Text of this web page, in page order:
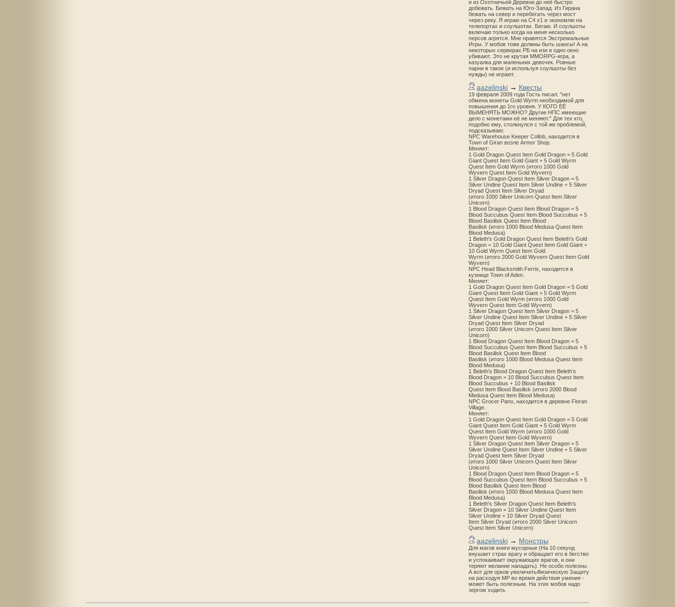
и из Охотничьей Деревни до неё быстро
добежать. Бежать на Юго-Запад. Из Гирана
бежать на север и перебегать через мост
через реку. Я играю на С4 х1 и экономлю на
телепортах и соулшотах. Бегаю. И соулшоты
включаю только когда на меня несколько
персов агрятся. Мне нравятся Экстремальные
Игры. У мобов тоже должны быть шансы! А на
некоторых серверах РБ на изи в одно окно
убивают. Это не крутая MMORPG-игра, а
казуалка для маленьких девочек. Ровные
парни в такое (и используя соулшоты без
нужды) не играют.
aazelinski → Квесты
19 февраля 2009 года Гость писал: "нет
обмена монеты Gold Wyrm необходимой для
повышения до 1го уровня. У КОГО ЕЁ
ВЫМЕНЯТЬ МОЖНО? Другие НПС имеющие
дело с монетами её не меняют." Для тех кто,
подобно ему, столкнулся с той же проблемой,
подсказываю:
NPC Warehouse Keeper Collob, находится в
Town of Giran возле Armor Shop.
Меняет:
1 Gold Dragon Quest Item Gold Dragon = 5 Gold
Giant Quest Item Gold Giant + 5 Gold Wyrm
Quest Item Gold Wyrm (итого 1000 Gold
Wyvern Quest Item Gold Wyvern)
1 Silver Dragon Quest Item Silver Dragon = 5
Silver Undine Quest Item Silver Undine + 5 Silver
Dryad Quest Item Silver Dryad
(итого 1000 Silver Unicorn Quest Item Silver
Unicorn)
1 Blood Dragon Quest Item Blood Dragon = 5
Blood Succubus Quest Item Blood Succubus + 5
Blood Basilisk Quest Item Blood
Basilisk (итого 1000 Blood Medusa Quest Item
Blood Medusa)
1 Beleth's Gold Dragon Quest Item Beleth’s Gold
Dragon = 10 Gold Giant Quest Item Gold Giant +
10 Gold Wyrm Quest Item Gold
Wyrm (итого 2000 Gold Wyvern Quest Item Gold
Wyvern)
NPC Head Blacksmith Ferris, находится в
кузнице Town of Aden.
Меняет:
1 Gold Dragon Quest Item Gold Dragon = 5 Gold
Giant Quest Item Gold Giant + 5 Gold Wyrm
Quest Item Gold Wyrm (итого 1000 Gold
Wyvern Quest Item Gold Wyvern)
1 Silver Dragon Quest Item Silver Dragon = 5
Silver Undine Quest Item Silver Undine + 5 Silver
Dryad Quest Item Silver Dryad
(итого 1000 Silver Unicorn Quest Item Silver
Unicorn)
1 Blood Dragon Quest Item Blood Dragon = 5
Blood Succubus Quest Item Blood Succubus + 5
Blood Basilisk Quest Item Blood
Basilisk (итого 1000 Blood Medusa Quest Item
Blood Medusa)
1 Beleth's Blood Dragon Quest Item Beleth’s
Blood Dragon = 10 Blood Succubus Quest Item
Blood Succubus + 10 Blood Basilisk
Quest Item Blood Basilisk (итого 2000 Blood
Medusa Quest Item Blood Medusa)
NPC Grocer Pano, находится в деревне Floran
Village.
Меняет:
1 Gold Dragon Quest Item Gold Dragon = 5 Gold
Giant Quest Item Gold Giant + 5 Gold Wyrm
Quest Item Gold Wyrm (итого 1000 Gold
Wyvern Quest Item Gold Wyvern)
1 Silver Dragon Quest Item Silver Dragon = 5
Silver Undine Quest Item Silver Undine + 5 Silver
Dryad Quest Item Silver Dryad
(итого 1000 Silver Unicorn Quest Item Silver
Unicorn)
1 Blood Dragon Quest Item Blood Dragon = 5
Blood Succubus Quest Item Blood Succubus + 5
Blood Basilisk Quest Item Blood
Basilisk (итого 1000 Blood Medusa Quest Item
Blood Medusa)
1 Beleth's Silver Dragon Quest Item Beleth’s
Silver Dragon = 10 Silver Undine Quest Item
Silver Undine + 10 Silver Dryad Quest
Item Silver Dryad (итого 2000 Silver Unicorn
Quest Item Silver Unicorn)
aazelinski → Монстры
Для магов книги мусорные (На 10 секунд
внушает страх врагу и обращает его в бегство
и успокаивает окружающих врагов, и они
теряют желание нападать). Не особо полезны.
А вот для орков увеличитьФизическую Защиту
на расходуя MP во время действия умения -
может быть полезным. На этих мобов надо
зергом ходить.